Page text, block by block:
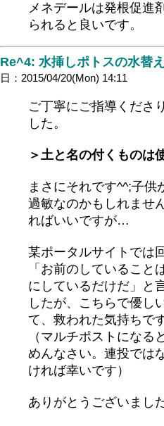
メネデールは発根促進
られると良いです。
Re^4: 水挿しポトスの水替
日：2015/04/20(Mon) 14:11
ご丁寧にご指導くださ
した。
＞土と名の付くものは
まさにそれです^^;子供
過敏なのかもしれませ
ればいいですが…
某ポータルサイトでは
「お前のしていること
にしているだけだ」と
したが、こちらで優し
て、救われた気持ちです
（マルチポストになる
めんなさい。連投では
ければ幸いです）
ありがとうございました